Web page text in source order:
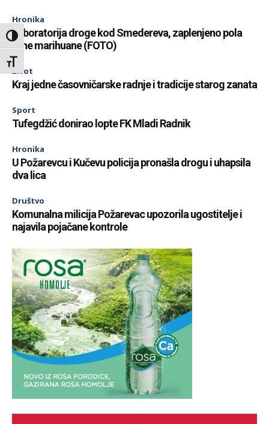
Toggle High Contrast
Toggle Font size
Hronika
Laboratorija droge kod Smedereva, zaplenjeno pola
tone marihuane (FOTO)
Život
Kraj jedne časovničarske radnje i tradicije starog zanata
Sport
Tufegdžić donirao lopte FK Mladi Radnik
Hronika
U Požarevcu i Kučevu policija pronašla drogu i uhapsila
dva lica
Društvo
Komunalna milicija Požarevac upozorila ugostitelje i
najavila pojačane kontrole